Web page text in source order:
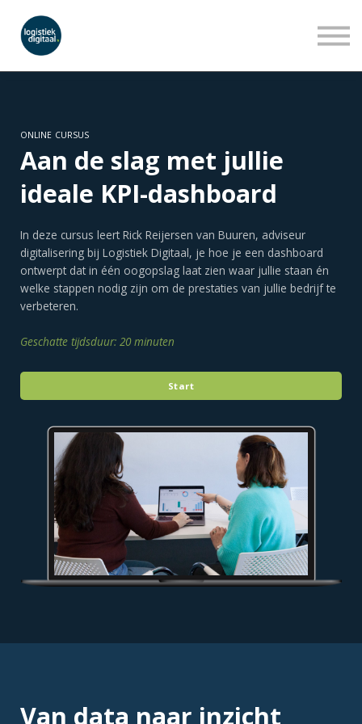
OVER ONS
ONLINE CURSUS
Aan de slag met jullie
ideale KPI-dashboard
In deze cursus leert Rick Reijersen van Buuren, adviseur
digitalisering bij Logistiek Digitaal, je hoe je een dashboard
ontwerpt dat in één oogopslag laat zien waar jullie staan én
welke stappen nodig zijn om de prestaties van jullie bedrijf te
verbeteren.
Geschatte tijdsduur: 20 minuten
Start
Van data naar inzicht